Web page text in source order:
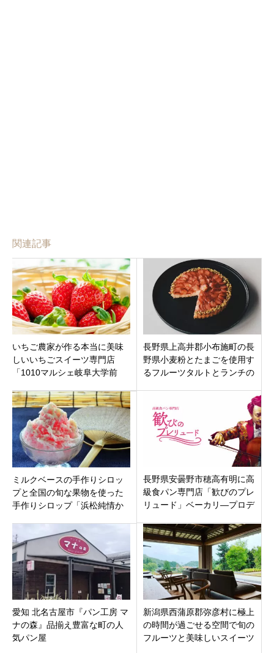
関連記事
いちご農家が作る本当に美味
しいいちごスイーツ専門店
「1010マルシェ岐阜大学前
長野県上高井郡小布施町の長
野県小麦粉とたまごを使用す
るフルーツタルトとランチの
ルーツ＆ケーキ」古民家を改
装したお店。
ミルクベースの手作りシロッ
プと全国の旬な果物を使った
手作りシロップ「浜松純情か
8日オープン
長野県安曇野市穂高有明に高
級食パン専門店「歓びのプレ
リュード」ベーカリ―プロデ
ースが4月10日オープンです。
愛知 北名古屋市『パン工房 マ
ナの森』品揃え豊富な町の人
気パン屋
新潟県西蒲原郡弥彦村に極上
の時間が過ごせる空間で旬の
フルーツと美味しいスイーツ